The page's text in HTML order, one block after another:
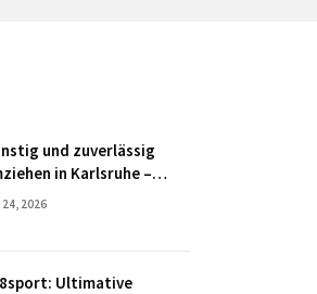
und zuverlässig
in Karlsruhe –
und Hinweise
24, 2026
Ultimative